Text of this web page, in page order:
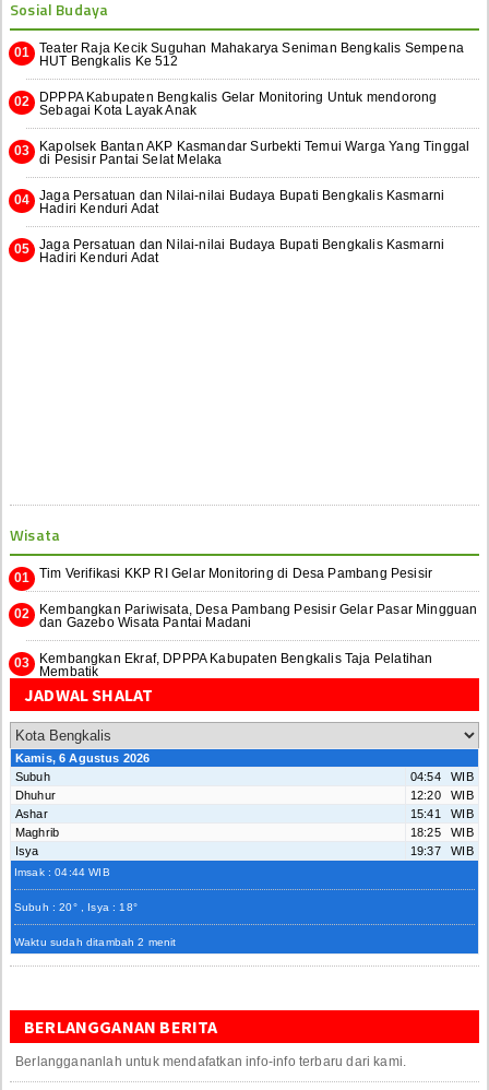
Sosial Budaya
Teater Raja Kecik Suguhan Mahakarya Seniman Bengkalis Sempena
HUT Bengkalis Ke 512
DPPPA Kabupaten Bengkalis Gelar Monitoring Untuk mendorong
Sebagai Kota Layak Anak
Kapolsek Bantan AKP Kasmandar Surbekti Temui Warga Yang Tinggal
di Pesisir Pantai Selat Melaka
Jaga Persatuan dan Nilai-nilai Budaya Bupati Bengkalis Kasmarni
Hadiri Kenduri Adat
Jaga Persatuan dan Nilai-nilai Budaya Bupati Bengkalis Kasmarni
Hadiri Kenduri Adat
Wisata
Tim Verifikasi KKP RI Gelar Monitoring di Desa Pambang Pesisir
Kembangkan Pariwisata, Desa Pambang Pesisir Gelar Pasar Mingguan
dan Gazebo Wisata Pantai Madani
Kembangkan Ekraf, DPPPA Kabupaten Bengkalis Taja Pelatihan
Membatik
JADWAL SHALAT
Kamis, 6 Agustus 2026
Subuh
04:54 WIB
Dhuhur
12:20 WIB
Ashar
15:41 WIB
Maghrib
18:25 WIB
Isya
19:37 WIB
Imsak : 04:44 WIB
Subuh : 20° , Isya : 18°
Waktu sudah ditambah 2 menit
BERLANGGANAN BERITA
Berlanggananlah untuk mendafatkan info-info terbaru dari kami.